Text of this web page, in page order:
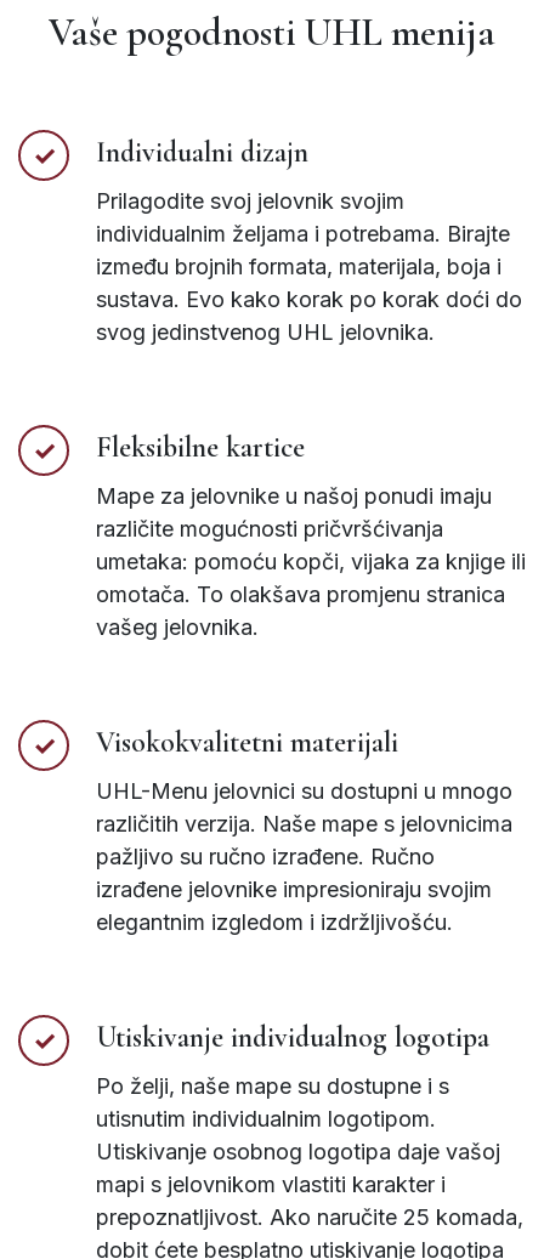
Vaše pogodnosti UHL menija
Individualni dizajn
Prilagodite svoj jelovnik svojim
individualnim željama i potrebama. Birajte
između brojnih formata, materijala, boja i
sustava. Evo kako korak po korak doći do
svog jedinstvenog UHL jelovnika.
Fleksibilne kartice
Mape za jelovnike u našoj ponudi imaju
različite mogućnosti pričvršćivanja
umetaka: pomoću kopči, vijaka za knjige ili
omotača. To olakšava promjenu stranica
vašeg jelovnika.
Visokokvalitetni materijali
UHL-Menu jelovnici su dostupni u mnogo
različitih verzija. Naše mape s jelovnicima
pažljivo su ručno izrađene. Ručno
izrađene jelovnike impresioniraju svojim
elegantnim izgledom i izdržljivošću.
Utiskivanje individualnog logotipa
Po želji, naše mape su dostupne i s
utisnutim individualnim logotipom.
Utiskivanje osobnog logotipa daje vašoj
mapi s jelovnikom vlastiti karakter i
prepoznatljivost. Ako naručite 25 komada,
dobit ćete besplatno utiskivanje logotipa